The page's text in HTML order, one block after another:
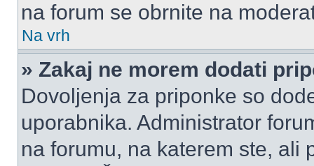
na forum se obrnite na
Na vrh
» Zakaj ne morem dodati
Dovoljenja za priponke so
uporabnika. Administrator
na forumu, na katerem ste, ali